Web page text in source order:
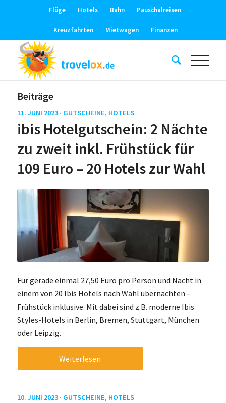
Flüge Hotels Bahn Pauschalreisen
Kreuzfahrten Mietwagen Finanzen
Beiträge
11. JUNI 2023 · GUTSCHEINE, HOTELS
ibis Hotelgutschein: 2 Nächte
zu zweit inkl. Frühstück für
109 Euro – 20 Hotels zur Wahl
Für gerade einmal 27,50 Euro pro Person und Nacht in
einem von 20 Ibis Hotels nach Wahl übernachten –
Frühstück inklusive. Mit dabei sind z.B. moderne Ibis
Styles-Hotels in Berlin, Bremen, Stuttgart, München
oder Leipzig.
Weiterlesen
10. JUNI 2023 · GUTSCHEINE, HOTELS